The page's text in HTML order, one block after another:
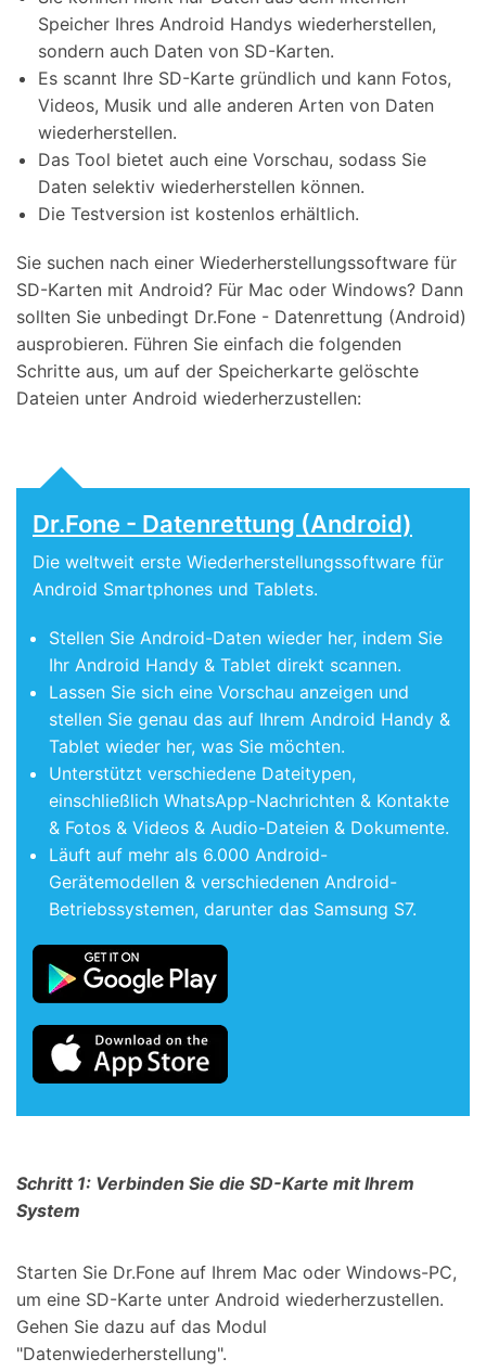
Speicher Ihres Android Handys wiederherstellen,
sondern auch Daten von SD-Karten.
Es scannt Ihre SD-Karte gründlich und kann Fotos,
Videos, Musik und alle anderen Arten von Daten
wiederherstellen.
Das Tool bietet auch eine Vorschau, sodass Sie
Daten selektiv wiederherstellen können.
Die Testversion ist kostenlos erhältlich.
Sie suchen nach einer Wiederherstellungssoftware für
SD-Karten mit Android? Für Mac oder Windows? Dann
sollten Sie unbedingt Dr.Fone - Datenrettung (Android)
ausprobieren. Führen Sie einfach die folgenden
Schritte aus, um auf der Speicherkarte gelöschte
Dateien unter Android wiederherzustellen:
Dr.Fone - Datenrettung (Android)
Die weltweit erste Wiederherstellungssoftware für
Android Smartphones und Tablets.
Stellen Sie Android-Daten wieder her, indem Sie
Ihr Android Handy & Tablet direkt scannen.
Lassen Sie sich eine Vorschau anzeigen und
stellen Sie genau das auf Ihrem Android Handy &
Tablet wieder her, was Sie möchten.
Unterstützt verschiedene Dateitypen,
einschließlich WhatsApp-Nachrichten & Kontakte
& Fotos & Videos & Audio-Dateien & Dokumente.
Läuft auf mehr als 6.000 Android-
Gerätemodellen & verschiedenen Android-
Betriebssystemen, darunter das Samsung S7.
Schritt 1: Verbinden Sie die SD-Karte mit Ihrem
System
Starten Sie Dr.Fone auf Ihrem Mac oder Windows-PC,
um eine SD-Karte unter Android wiederherzustellen.
Gehen Sie dazu auf das Modul
"Datenwiederherstellung".